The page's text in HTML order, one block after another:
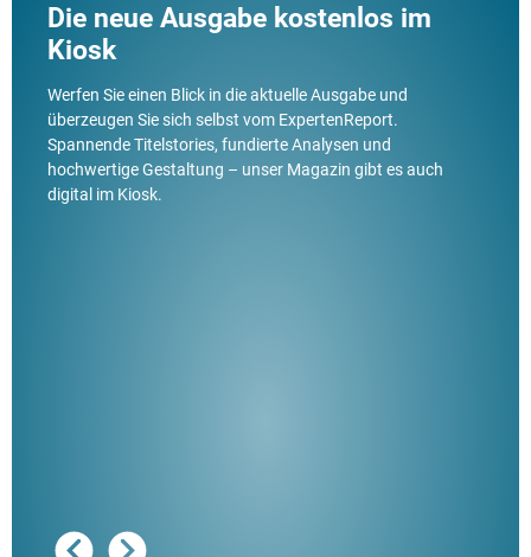
Die neue Ausgabe kostenlos im
Kiosk
Werfen Sie einen Blick in die aktuelle Ausgabe und
überzeugen Sie sich selbst vom ExpertenReport.
Spannende Titelstories, fundierte Analysen und
hochwertige Gestaltung – unser Magazin gibt es auch
digital im Kiosk.